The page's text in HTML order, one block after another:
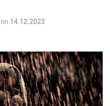
on 14.12.2023